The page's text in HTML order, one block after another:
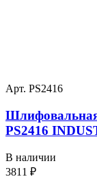
Арт. PS2416
PS2416
В наличии
3811 ₽